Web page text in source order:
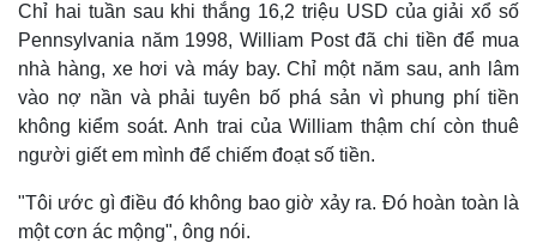
Chỉ hai tuần sau khi thắng 16,2 triệu USD của giải xổ số
Pennsylvania năm 1998, William Post đã chi tiền để mua
nhà hàng, xe hơi và máy bay. Chỉ một năm sau, anh lâm
vào nợ nần và phải tuyên bố phá sản vì phung phí tiền
không kiểm soát. Anh trai của William thậm chí còn thuê
người giết em mình để chiếm đoạt số tiền.
"Tôi ước gì điều đó không bao giờ xảy ra. Đó hoàn toàn là
một cơn ác mộng", ông nói.